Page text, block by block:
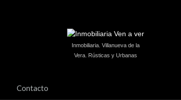
Inmobiliaria. Villanueva de la
Vera. Rústicas y Urbanas
Contacto